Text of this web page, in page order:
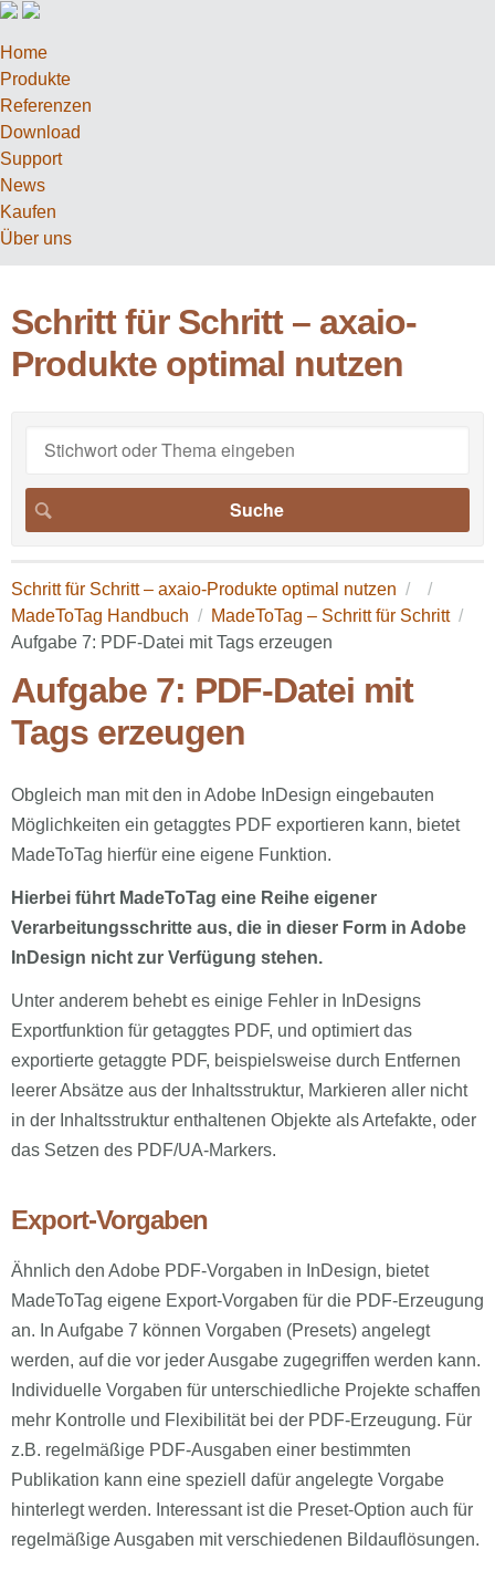
Home
Produkte
Referenzen
Download
Support
News
Kaufen
Über uns
Schritt für Schritt – axaio-
Produkte optimal nutzen
Schritt für Schritt – axaio-Produkte optimal nutzen
MadeToTag Handbuch
MadeToTag – Schritt für Schritt
Aufgabe 7: PDF-Datei mit Tags erzeugen
Aufgabe 7: PDF-Datei mit
Tags erzeugen
Obgleich man mit den in Adobe InDesign eingebauten
Möglichkeiten ein getaggtes PDF exportieren kann, bietet
MadeToTag hierfür eine eigene Funktion.
Hierbei führt MadeToTag eine Reihe eigener
Verarbeitungsschritte aus, die in dieser Form in Adobe
InDesign nicht zur Verfügung stehen.
Unter anderem behebt es einige Fehler in InDesigns
Exportfunktion für getaggtes PDF, und optimiert das
exportierte getaggte PDF, beispielsweise durch Entfernen
leerer Absätze aus der Inhaltsstruktur, Markieren aller nicht
in der Inhaltsstruktur enthaltenen Objekte als Artefakte, oder
das Setzen des PDF/UA-Markers.
Export-Vorgaben
Ähnlich den Adobe PDF-Vorgaben in InDesign, bietet
MadeToTag eigene Export-Vorgaben für die PDF-Erzeugung
an. In Aufgabe 7 können Vorgaben (Presets) angelegt
werden, auf die vor jeder Ausgabe zugegriffen werden kann.
Individuelle Vorgaben für unterschiedliche Projekte schaffen
mehr Kontrolle und Flexibilität bei der PDF-Erzeugung. Für
z.B. regelmäßige PDF-Ausgaben einer bestimmten
Publikation kann eine speziell dafür angelegte Vorgabe
hinterlegt werden. Interessant ist die Preset-Option auch für
regelmäßige Ausgaben mit verschiedenen Bildauflösungen.